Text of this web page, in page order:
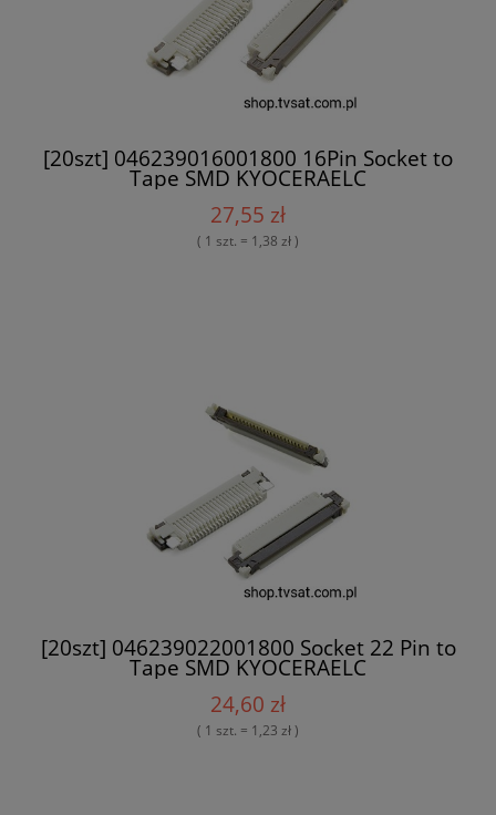
[20szt] 046239016001800 16Pin Socket to
Tape SMD KYOCERAELC
27,55 zł
( 1 szt. = 1,38 zł )
[20szt] 046239022001800 Socket 22 Pin to
Tape SMD KYOCERAELC
24,60 zł
( 1 szt. = 1,23 zł )